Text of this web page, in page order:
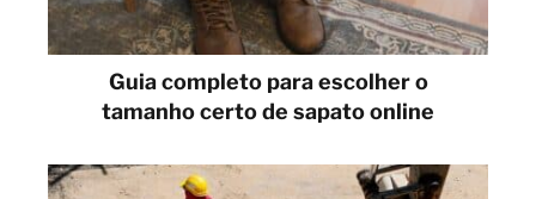
Guia completo para escolher o
tamanho certo de sapato online